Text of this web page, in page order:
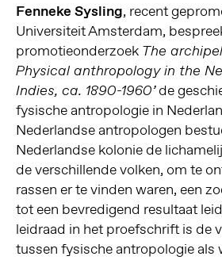
Fenneke Sysling, recent
Universiteit Amsterdam,
promotieonderzoek The
Physical anthropology in the
Indies, ca. 1890-1960’de
fysische antropologie in
Nederlandse antropologen
Nederlandse kolonie de
de verschillende volken, om te
rassen er te vinden waren, een
tot een bevredigend resultaat
leidraad in het proefschrift is de
tussen fysische antropologie als